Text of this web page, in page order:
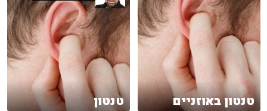
טנטון באוזניים טנטון